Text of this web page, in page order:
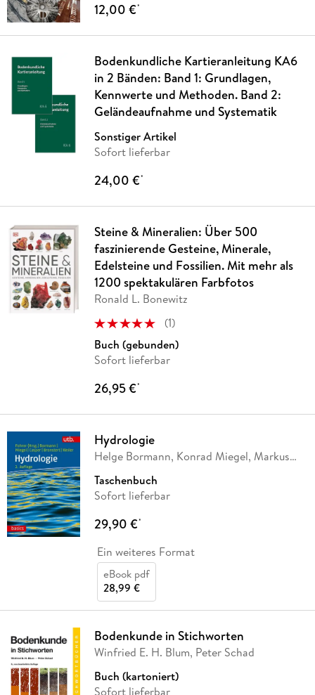
12,00 €*
Bodenkundliche Kartieranleitung KA6
in 2 Bänden: Band 1: Grundlagen,
Kennwerte und Methoden. Band 2:
Geländeaufnahme und Systematik
Sonstiger Artikel
Sofort lieferbar
24,00 €*
Steine & Mineralien: Über 500
faszinierende Gesteine, Minerale,
Edelsteine und Fossilien. Mit mehr als
1200 spektakulären Farbfotos
Ronald L. Bonewitz
(1)
Buch (gebunden)
Sofort lieferbar
26,95 €*
Hydrologie
Helge Bormann, Konrad Miegel, Markus
Taschenbuch
Sofort lieferbar
29,90 €*
Ein weiteres Format
eBook pdf
28,99 €
Bodenkunde in Stichworten
Winfried E. H. Blum, Peter Schad
Buch (kartoniert)
Sofort lieferbar